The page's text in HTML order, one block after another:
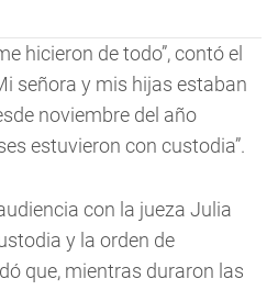
hicieron de todo”, contó el
señora y mis hijas estaban
noviembre del año
estuvieron con custodia”.
con la jueza Julia
y la orden de
que, mientras duraron las